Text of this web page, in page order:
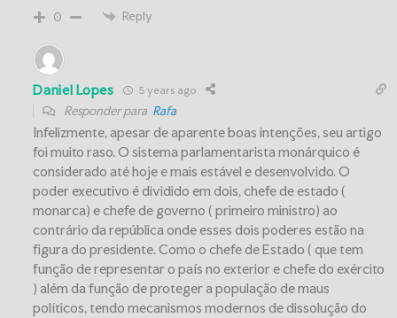
0 Reply
Daniel Lopes 5 years ago
Responder para Rafa
Infelizmente, apesar de aparente boas intenções, seu artigo
foi muito raso. O sistema parlamentarista monárquico é
considerado até hoje e mais estável e desenvolvido. O
poder executivo é dividido em dois, chefe de estado (
monarca) e chefe de governo ( primeiro ministro) ao
contrário da república onde esses dois poderes estão na
figura do presidente. Como o chefe de Estado ( que tem
função de representar o país no exterior e chefe do exército
) além da função de proteger a população de maus
políticos, tendo mecanismos modernos de dissolução do